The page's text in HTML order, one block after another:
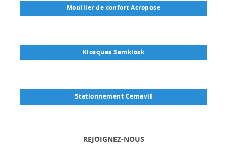
Mobilier de confort Acropose
Kiosques Semkiosk
Stationnement Cemavil
REJOIGNEZ-NOUS